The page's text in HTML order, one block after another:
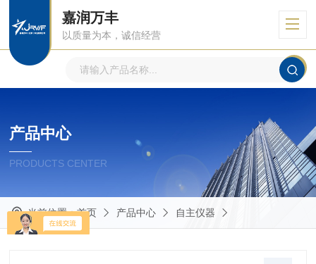
嘉润万丰
以质量为本，诚信经营
产品中心
PRODUCTS CENTER
当前位置：首页 产品中心 自主仪器